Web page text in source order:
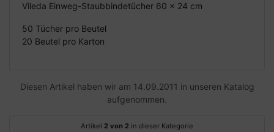
Vileda Einweg-Staubbindetücher 60 x 24 cm
50 Tücher pro Beutel
20 Beutel pro Karton
Diesen Artikel haben wir am 14.09.2011 in unseren Katalog
aufgenommen.
Artikel 2 von 2 in dieser Kategorie